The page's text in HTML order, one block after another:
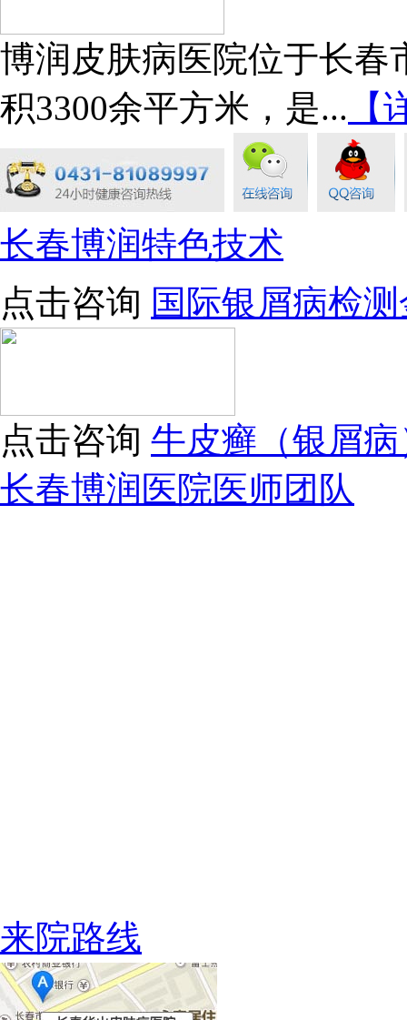
博润皮肤病医院位于长春
积3300余平方米，是... 【
长春博润特色技术
点击咨询 国际银屑病检
点击咨询 牛皮癣（银屑
长春博润医院医师团队
来院路线